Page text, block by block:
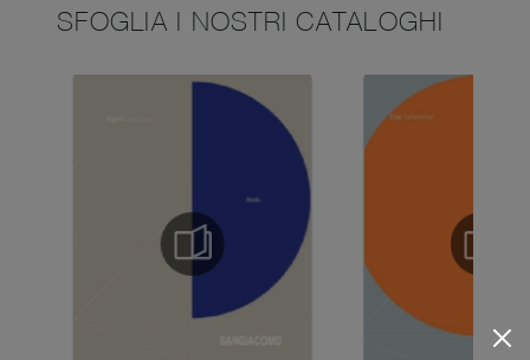
SFOGLIA I NOSTRI CATALOGHI